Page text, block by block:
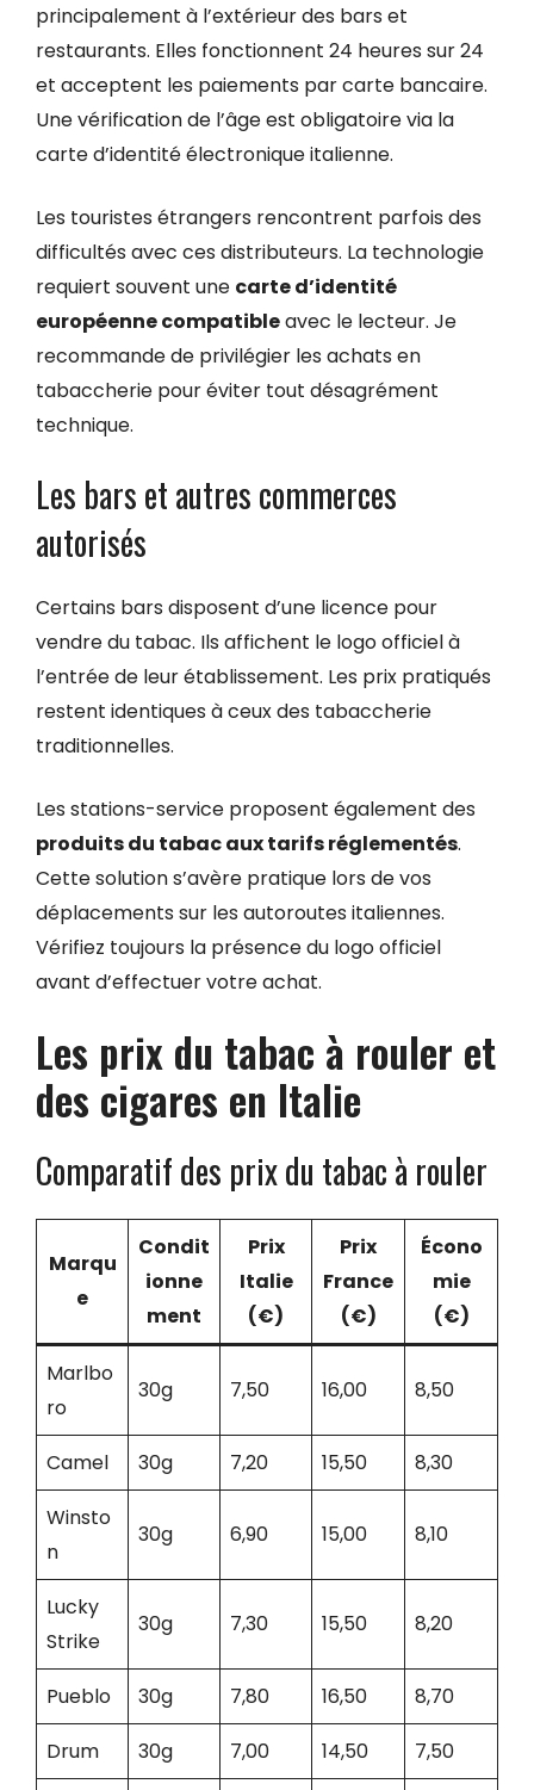
principalement à l’extérieur des bars et
restaurants. Elles fonctionnent 24 heures sur 24
et acceptent les paiements par carte bancaire.
Une vérification de l’âge est obligatoire via la
carte d’identité électronique italienne.
Les touristes étrangers rencontrent parfois des
difficultés avec ces distributeurs. La technologie
requiert souvent une carte d’identité
européenne compatibleavec le lecteur. Je
recommande de privilégier les achats en
tabaccherie pour éviter tout désagrément
technique.
Les bars et autres commerces
autorisés
Certains bars disposent d’une licence pour
vendre du tabac. Ils affichent le logo officiel à
l’entrée de leur établissement. Les prix pratiqués
restent identiques à ceux des tabaccherie
traditionnelles.
Les stations-service proposent également des
produits du tabac aux tarifs réglementés.
Cette solution s’avère pratique lors de vos
déplacements sur les autoroutes italiennes.
Vérifiez toujours la présence du logo officiel
avant d’effectuer votre achat.
Les prix du tabac à rouler et
des cigares en Italie
Comparatif des prix du tabac à rouler
Marqu
e
Condit
ionne
ment
Prix
Italie
(€)
Prix
France
(€)
Écono
mie
(€)
Marlbo
ro
30g 7,50 16,00 8,50
Camel 30g 7,20 15,50
8,30
Winsto
n
30g 6,90 15,00 8,10
Lucky
Strike
30g 7,30 15,50 8,20
Pueblo 30g 7,80 16,50
8,70
Drum
30g 7,00 14,50
7,50